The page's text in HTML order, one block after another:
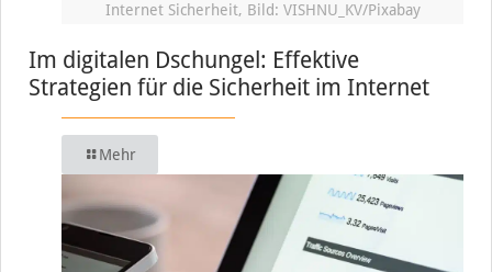
Internet Sicherheit, Bild: VISHNU_KV/Pixabay
Im digitalen Dschungel: Effektive
Strategien für die Sicherheit im Internet
Mehr